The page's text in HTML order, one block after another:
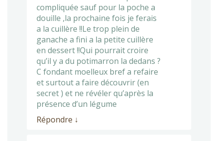
compliquée sauf pour la poche a
douille ,la prochaine fois je ferais
a la cuillère !!Le trop plein de
ganache a fini a la petite cuillère
en dessert !!Qui pourrait croire
qu’il y a du potimarron la dedans ?
C fondant moelleux bref a refaire
et surtout a faire découvrir (en
secret ) et ne révéler qu’après la
présence d’un légume
Répondre ↓